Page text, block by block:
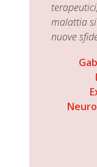
malattia
nuove